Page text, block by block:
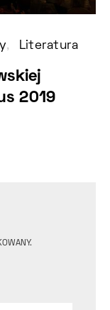
Literatura
2019